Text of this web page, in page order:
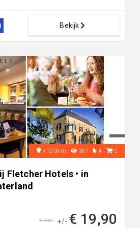
Bekijk
+10.0km 307 4 0
Fletcher Hotels • in
+/- € 19,90
€ 33,-